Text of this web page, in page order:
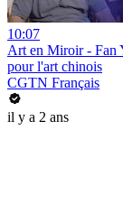
10:07
Art en Miroir - Fan
pour l'art chinois
CGTN Français
il y a 2 ans